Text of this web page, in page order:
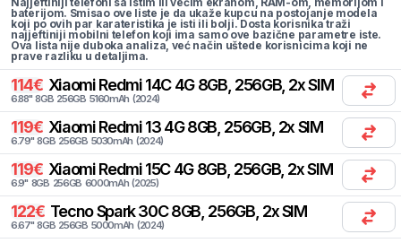
baterijom. Smisao ove liste je da ukaže kupcu na postojanje modela
koji po ovih par karateristika je isti ili bolji. Dosta korisnika traži
najjeftiniji mobilni telefon koji ima samo ove bazične parametre iste.
Ova lista nije duboka analiza, već način uštede korisnicima koji ne
prave razliku u detaljima.
114€ Xiaomi Redmi 14C 4G 8GB, 256GB, 2x SIM
6.88" 8GB 256GB 5160mAh (2024)
119€ Xiaomi Redmi 13 4G 8GB, 256GB, 2x SIM
6.79" 8GB 256GB 5030mAh (2024)
119€ Xiaomi Redmi 15C 4G 8GB, 256GB, 2x SIM
6.9" 8GB 256GB 6000mAh (2025)
122€ TecnoSpark 30C 8GB, 256GB, 2x SIM
6.67" 8GB 256GB 5000mAh (2024)